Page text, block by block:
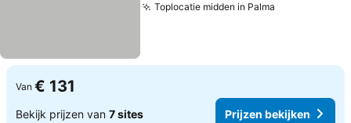
Toplocatie midden in Palma
Van € 131
Bekijk prijzen van 7 sites Prijzen bekijken